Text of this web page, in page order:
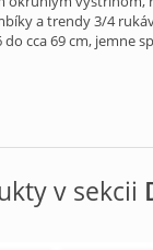
a trendy 3/4
cca 69 cm, jemne
v sekcii